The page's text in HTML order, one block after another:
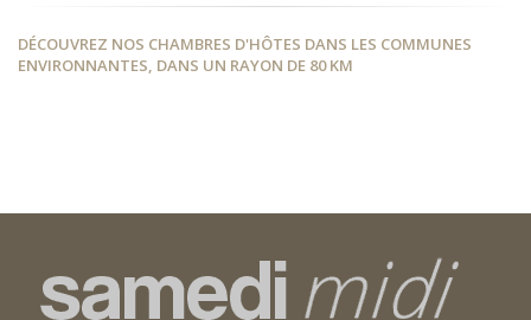
DÉCOUVREZ NOS CHAMBRES D'HÔTES DANS LES COMMUNES
ENVIRONNANTES, DANS UN RAYON DE 80 KM